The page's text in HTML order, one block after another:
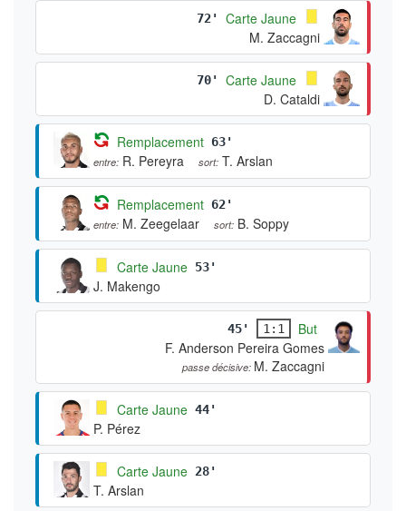
72'
Carte Jaune
M. Zaccagni
70'
Carte Jaune
D. Cataldi
Remplacement 63'
entre: R. Pereyra sort: T. Arslan
Remplacement 62'
entre: M. Zeegelaar sort: B. Soppy
Carte Jaune 53'
J. Makengo
45' 1:1
But
F. Anderson Pereira Gomes
passe décisive: M. Zaccagni
Carte Jaune 44'
P. Pérez
Carte Jaune 28'
T. Arslan